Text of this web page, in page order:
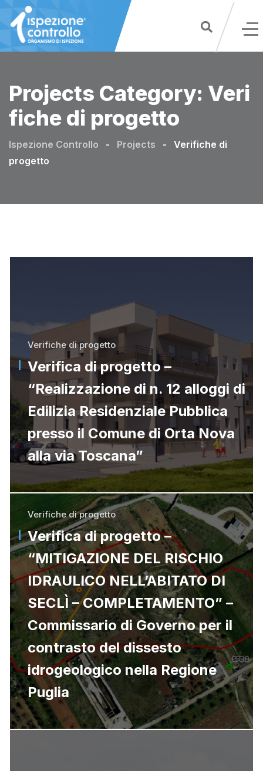
to
content
Projects Category: Veri
fiche di progetto
Ispezione Controllo - Projects -
Verifiche di
progetto
Verifiche di progetto
Verifica di progetto –
“Realizzazione di n. 12 alloggi di
Edilizia Residenziale Pubblica
presso il Comune di Orta Nova
alla via Toscana”
Verifiche di progetto
Verifica di progetto –
“MITIGAZIONE DEL RISCHIO
IDRAULICO NELL’ABITATO DI
SECLÌ – COMPLETAMENTO” –
Commissario di Governo per il
contrasto del dissesto
idrogeologico nella Regione
Puglia